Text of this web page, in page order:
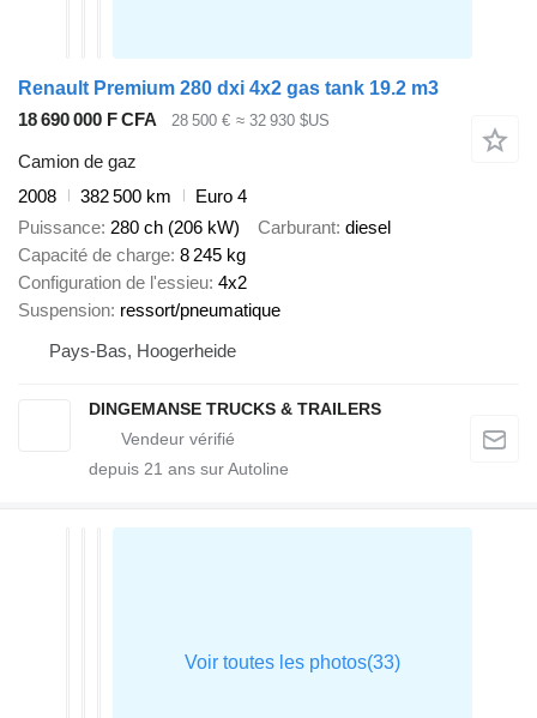
Renault Premium 280 dxi 4x2 gas tank 19.2 m3
18 690 000 F CFA
28 500 € ≈ 32 930 $US
Camion de gaz
2008
382 500 km
Euro 4
Puissance 280 ch (206 kW) Carburant diesel
Capacité de charge 8 245 kg
Configuration de l'essieu 4x2
Suspension ressort/pneumatique
Pays-Bas, Hoogerheide
DINGEMANSE TRUCKS & TRAILERS
depuis 21 ans sur Autoline